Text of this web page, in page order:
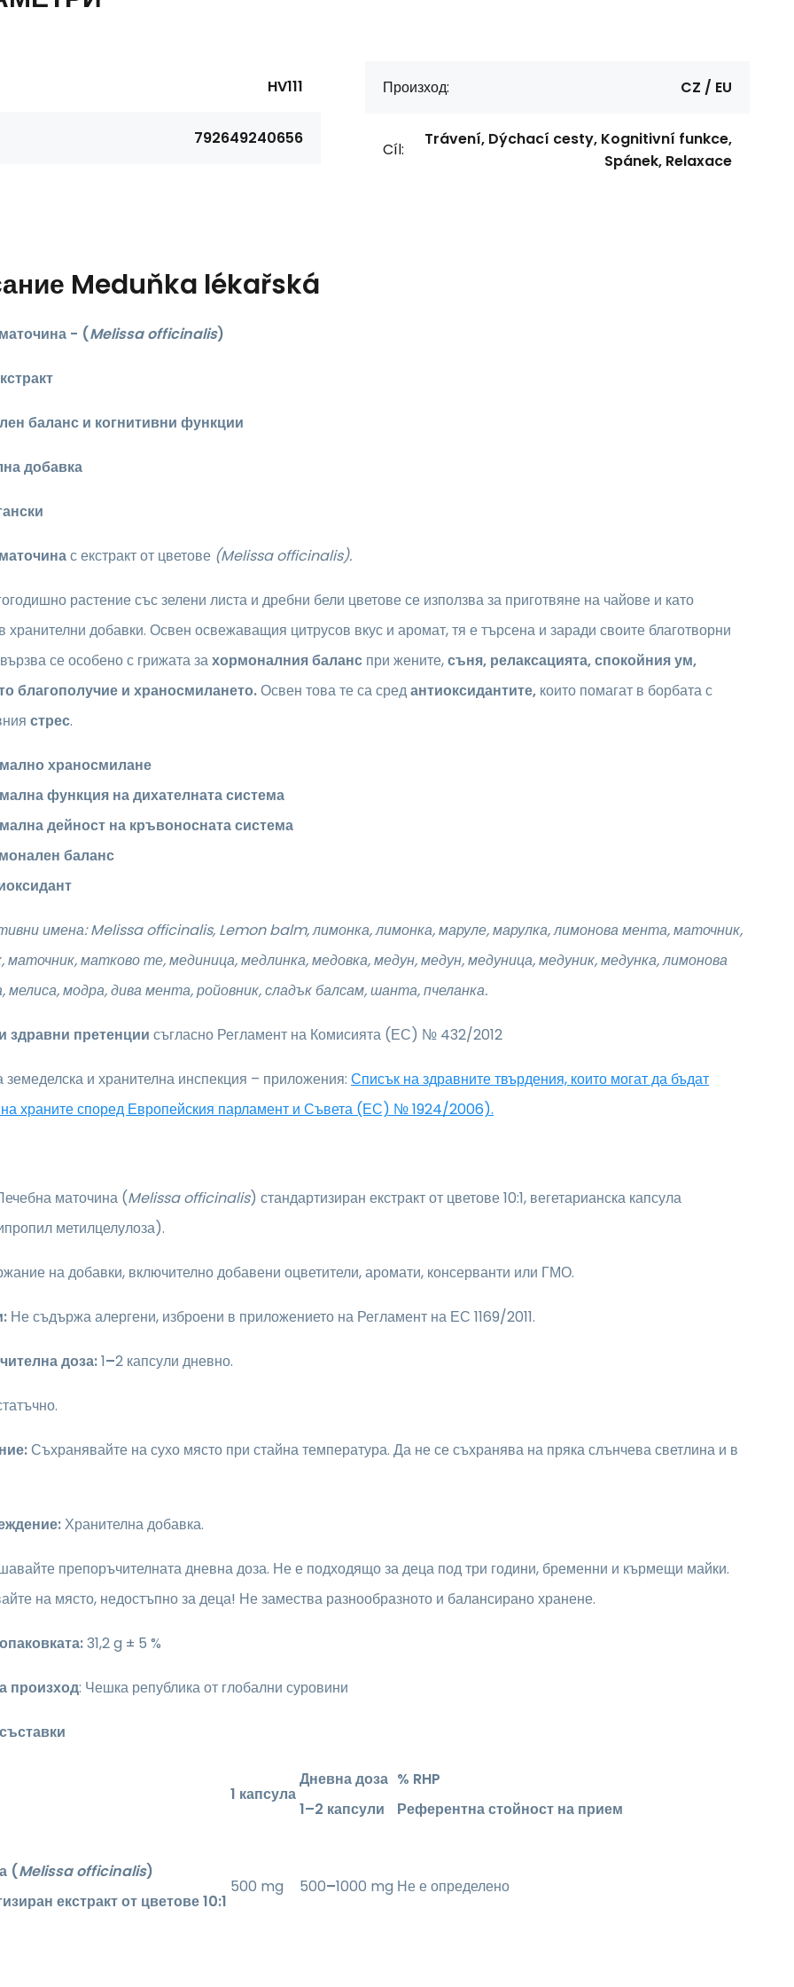
HV111
792649240656
Произход: CZ / EU
Cíl:
Trávení, Dýchací cesty, Kognitivní funkce,
Spánek, Relaxace
Meduňka lékařská
- (Melissa officinalis)
баланс и когнитивни функции
добавка
с екстракт от цветове (Melissa officinalis).
растение със зелени листа и дребни бели цветове се използва за приготвяне на чайове и като
хранителни добавки. Освен освежаващия цитрусов вкус и аромат, тя е търсена и заради своите благотворни
се особено с грижата захормоналния баланс при жените,съня, релаксацията, спокойния ум,
благополучие и храносмилането.Освен това те са средантиоксидантите, които помагат в борбата с
стрес.
храносмилане
функция на дихателната система
дейност на кръвоносната система
баланс
имена:Melissa officinalis, Lemon balm, лимонка, лимонка, маруле, марулка, лимонова мента, маточник,
маточник, матково те, мединица, медлинка, медовка, медун, медун, медуница, медуник, медунка, лимонова
мелиса, модра, дива мента, ройовник, сладък балсам, шанта, пчеланка.
здравни претенции съгласно Регламент на Комисията (ЕС) № 432/2012
и хранителна инспекция – приложения: Списък на здравните твърдения, които могат да бъдат
храните според Европейския парламент и Съвета (ЕС) № 1924/2006).
маточина (Melissa officinalis) стандартизиран екстракт от цветове 10:1, вегетарианска капсула
метилцелулоза).
на добавки, включително добавени оцветители, аромати, консерванти или ГМО.
Не съдържа алергени, изброени в приложението на Регламент на ЕС 1169/2011.
доза:1–2 капсули дневно.
Съхранявайте на сухо място при стайна температура. Да не се съхранява на пряка слънчева светлина и в
Хранителна добавка.
препоръчителната дневна доза. Не е подходящо за деца под три години, бременни и кърмещи майки.
на място, недостъпно за деца! Не замества разнообразното и балансирано хранене.
31,2 g ± 5 %
произход: Чешка република от глобални суровини
1 капсула
Дневна доза
1–2 капсули
% RHP
Референтна стойност на прием
(Melissa officinalis)
екстракт от цветове 10:1
500 mg 500–1000 mg Не е определено